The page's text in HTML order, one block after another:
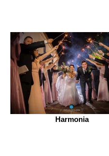
Harmonia